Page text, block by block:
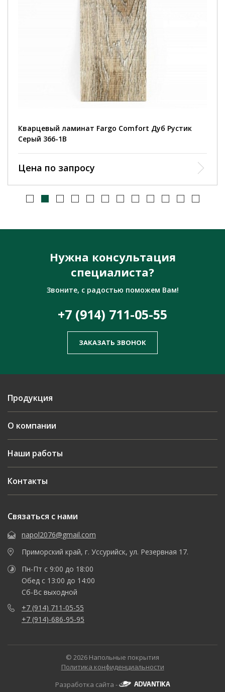
Кварцевый ламинат Fargo Comfort Дуб Рустик
Серый 366-1В
Цена по запросу
Нужна консультация
специалиста?
Звоните, с радостью поможем Вам!
+7 (914) 711-05-55
ЗАКАЗАТЬ ЗВОНОК
Продукция
О компании
Наши работы
Контакты
Связаться с нами
napol2076@gmail.com
Приморский край, г. Уссурийск, ул. Резервная 17.
Пн-Пт с 9:00 до 18:00
Обед с 13:00 до 14:00
Сб-Вс выходной
+7 (914) 711-05-55
+7 (914)-686-95-95
© 2026 Напольные покрытия
Политика конфиденциальности
Разработка сайта -